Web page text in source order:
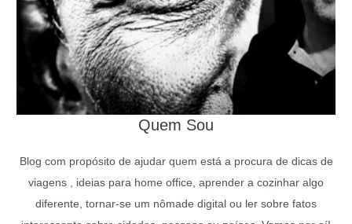
Quem Sou
Blog com propósito de ajudar quem está a procura de dicas de
viagens , ideias para home office, aprender a cozinhar algo
diferente, tornar-se um nômade digital ou ler sobre fatos